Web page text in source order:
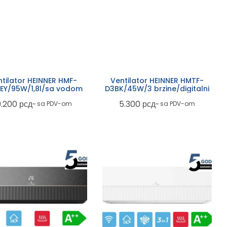
HEINNER HMF-
95W/1,8l/sa vodom
рсд~ sa PDV-om
Ventilator HEINNER HMTF-
D3BK/45W/3 brzine/digitalni
5.300 рсд~ sa PDV-om